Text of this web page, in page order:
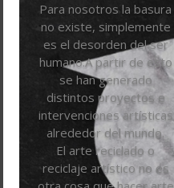
Para nosotros la basura
no existe, simplemente
es el desorden del ser
humano.A partir de esto
se han generado
distintos proyectos e
intervenciones artísticas
alrededor del mundo.
El arte reciclado o
reciclaje artístico no es